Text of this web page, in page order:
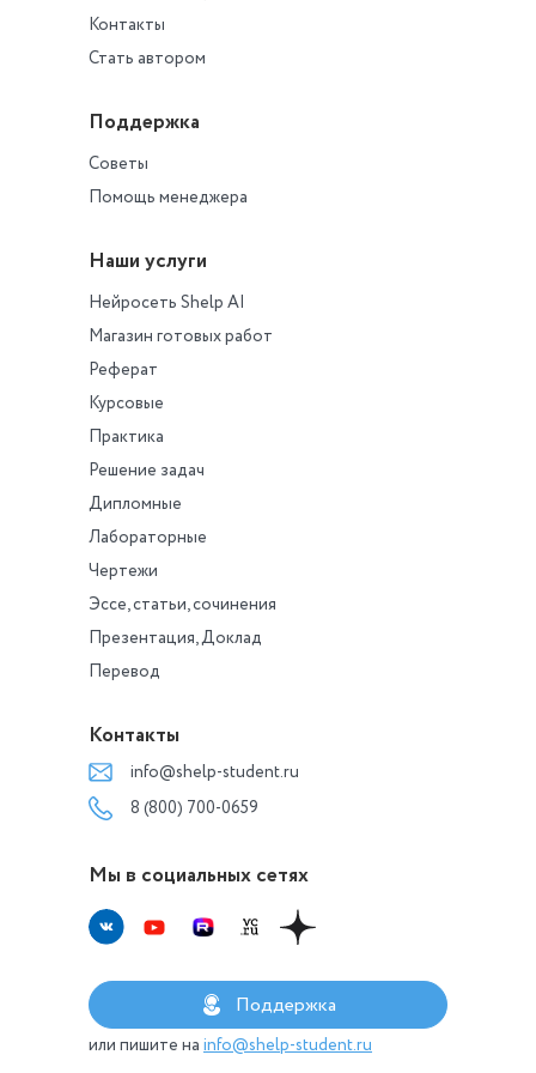
Контакты
Стать автором
Поддержка
Советы
Помощь менеджера
Наши услуги
Нейросеть Shelp AI
Магазин готовых работ
Реферат
Курсовые
Практика
Решение задач
Дипломные
Лабораторные
Чертежи
Эссе, статьи, сочинения
Презентация, Доклад
Перевод
Контакты
info@shelp-student.ru
8 (800) 700-0659
Мы в социальных сетях
Поддержка
или пишите на info@shelp-student.ru